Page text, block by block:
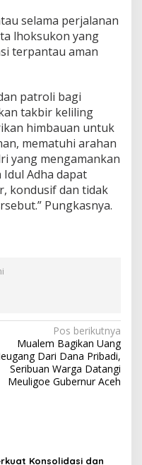
selama perjalanan
lhoksukon yang
terpantau aman
patroli bagi
takbir keliling
himbauan untuk
mematuhi arahan
yang mengamankan
Adha dapat
kondusif dan tidak
Pungkasnya.
Pos berikutnya
Mualem Bagikan Uang
Dari Dana Pribadi,
Seribuan Warga Datangi
Meuligoe Gubernur Aceh
Konsolidasi dan